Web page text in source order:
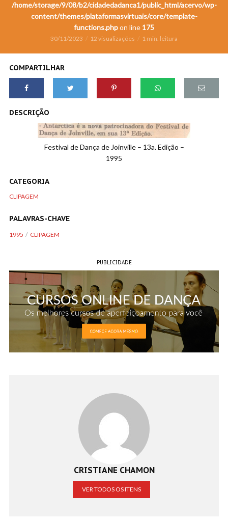
/home/storage/9/08/b2/cidadedadanca1/public_html/acervo/wp-
content/themes/plataformasvirtuais/core/template-
functions.phpon line 175
30/11/2023 12 visualizações 1 min. leitura
COMPARTILHAR
DESCRIÇÃO
Festival de Dança de Joinville – 13a. Edição –
1995
CATEGORIA
CLIPAGEM
PALAVRAS-CHAVE
1995 CLIPAGEM
PUBLICIDADE
CRISTIANE CHAMON
VER TODOS OS ITENS